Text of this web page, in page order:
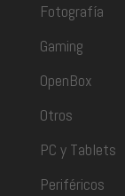
Fotografía
Gaming
OpenBox
Otros
PC y Tablets
Periféricos